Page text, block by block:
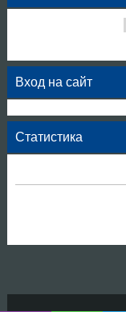
Вход на сайт
Статистика